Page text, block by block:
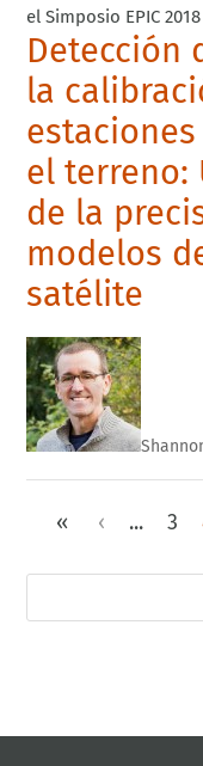
el Simposio EPIC
Detección
la
el terreno:
de la
modelos
satélite
« ‹ ... 3